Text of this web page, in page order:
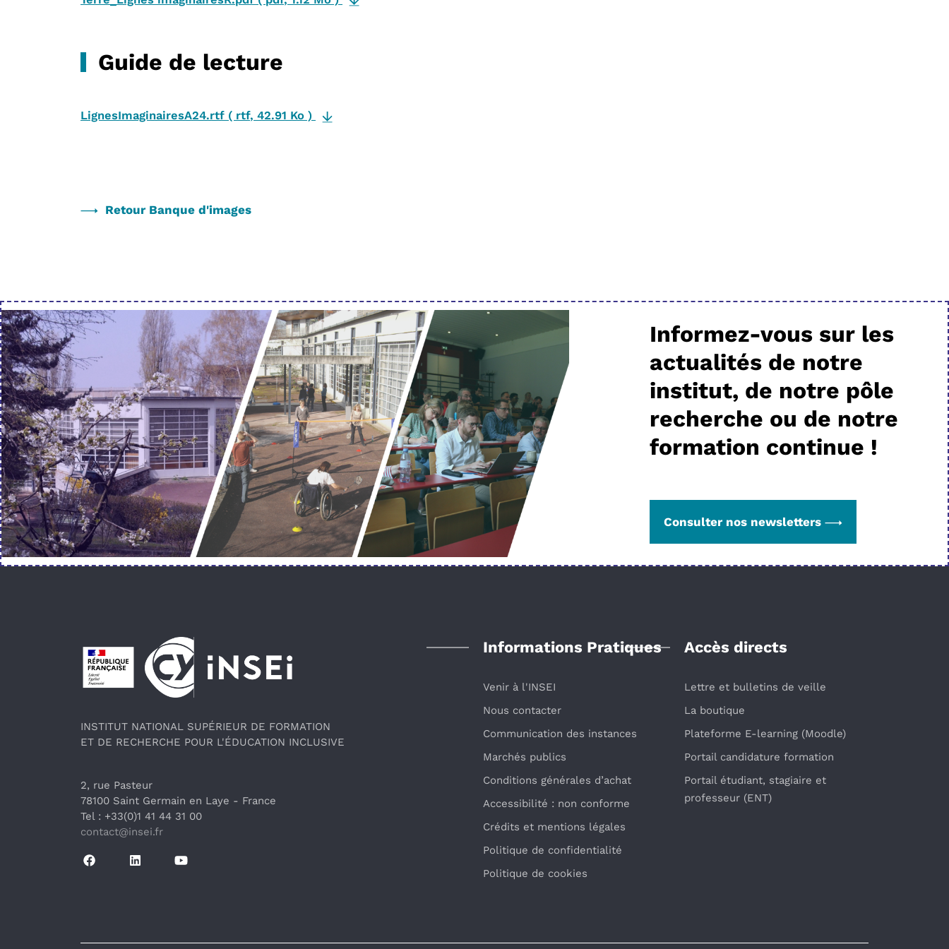
Guide de lecture
LignesImaginairesA24.rtf ( rtf, 42.91 Ko )
Retour Banque d'images
Informez-vous sur les
actualités de notre
institut, de notre pôle
recherche ou de notre
formation continue !
Consulter nos newsletters
Pied de page
INSTITUT NATIONAL SUPÉRIEUR DE FORMATION
ET DE RECHERCHE POUR L'ÉDUCATION INCLUSIVE
2, rue Pasteur
78100 Saint Germain en Laye - France
Tel : +33(0)1 41 44 31 00
contact@insei.fr
Informations Pratiques
Venir à l'INSEI
Nous contacter
Communication des instances
Marchés publics
Conditions générales d’achat
Accessibilité : non conforme
Crédits et mentions légales
Politique de confidentialité
Politique de cookies
Accès directs
Lettre et bulletins de veille
La boutique
Plateforme E-learning (Moodle)
Portail candidature formation
Portail étudiant, stagiaire et
professeur (ENT)